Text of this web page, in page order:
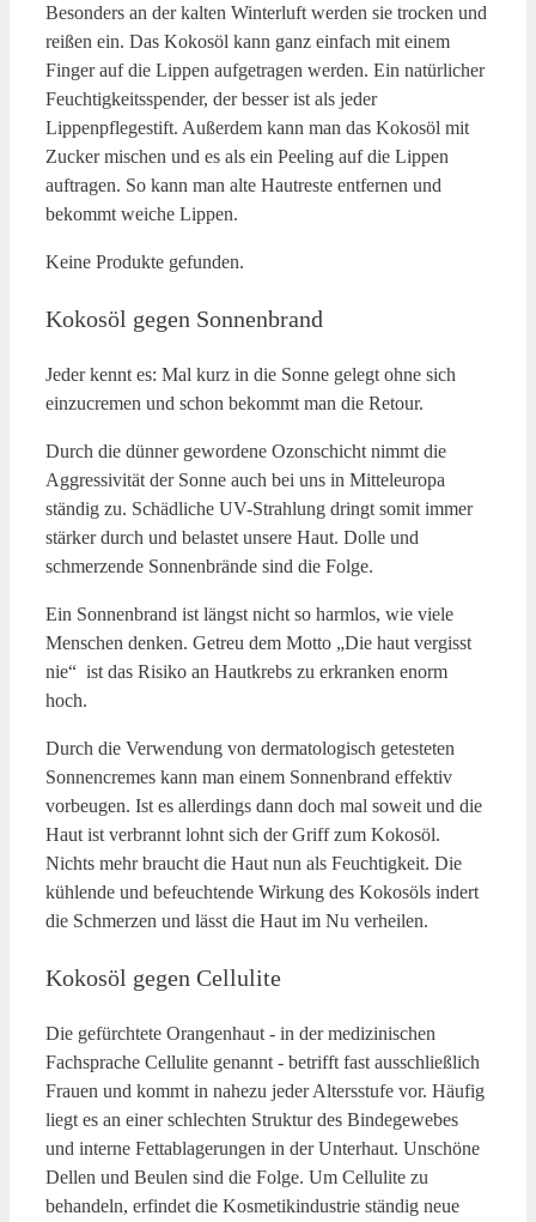
Besonders an der kalten Winterluft werden sie trocken und
reißen ein. Das Kokosöl kann ganz einfach mit einem
Finger auf die Lippen aufgetragen werden. Ein natürlicher
Feuchtigkeitsspender, der besser ist als jeder
Lippenpflegestift. Außerdem kann man das Kokosöl mit
Zucker mischen und es als ein Peeling auf die Lippen
auftragen. So kann man alte Hautreste entfernen und
bekommt weiche Lippen.
Keine Produkte gefunden.
Kokosöl gegen Sonnenbrand
Jeder kennt es: Mal kurz in die Sonne gelegt ohne sich
einzucremen und schon bekommt man die Retour.
Durch die dünner gewordene Ozonschicht nimmt die
Aggressivität der Sonne auch bei uns in Mitteleuropa
ständig zu. Schädliche UV-Strahlung dringt somit immer
stärker durch und belastet unsere Haut. Dolle und
schmerzende Sonnenbrände sind die Folge.
Ein Sonnenbrand ist längst nicht so harmlos, wie viele
Menschen denken. Getreu dem Motto „Die haut vergisst
nie“ ist das Risiko an Hautkrebs zu erkranken enorm
hoch.
Durch die Verwendung von dermatologisch getesteten
Sonnencremes kann man einem Sonnenbrand effektiv
vorbeugen. Ist es allerdings dann doch mal soweit und die
Haut ist verbrannt lohnt sich der Griff zum Kokosöl.
Nichts mehr braucht die Haut nun als Feuchtigkeit. Die
kühlende und befeuchtende Wirkung des Kokosöls indert
die Schmerzen und lässt die Haut im Nu verheilen.
Kokosöl gegen Cellulite
Die gefürchtete Orangenhaut - in der medizinischen
Fachsprache Cellulite genannt - betrifft fast ausschließlich
Frauen und kommt in nahezu jeder Altersstufe vor. Häufig
liegt es an einer schlechten Struktur des Bindegewebes
und interne Fettablagerungen in der Unterhaut. Unschöne
Dellen und Beulen sind die Folge. Um Cellulite zu
behandeln, erfindet die Kosmetikindustrie ständig neue